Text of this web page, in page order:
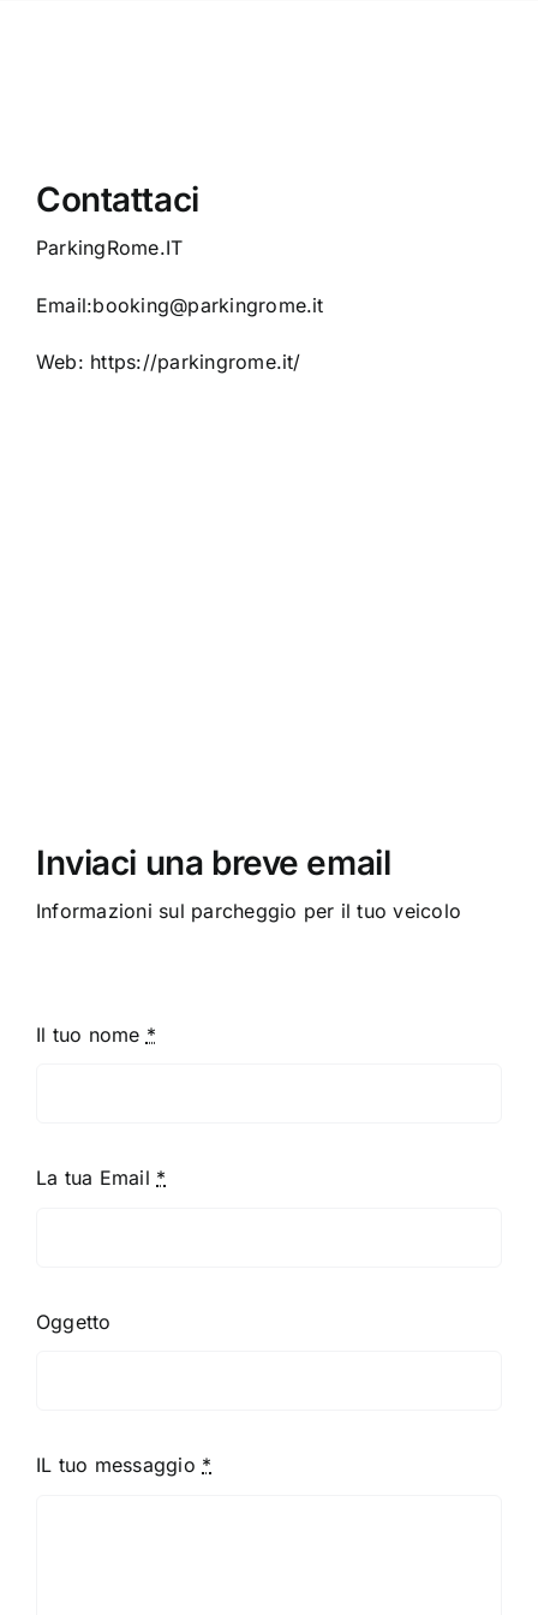
News / Blog
Contattaci
ParkingRome.IT
Email:booking@parkingrome.it
Web: https://parkingrome.it/
Inviaci una breve email
Informazioni sul parcheggio per il tuo veicolo
Il tuo nome *
La tua Email *
Oggetto
IL tuo messaggio *